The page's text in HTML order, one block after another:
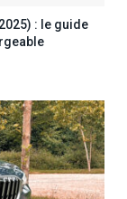
: le guide